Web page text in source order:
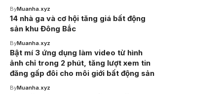
ByMuanha.xyz
14 nhà ga và cơ hội tăng giá bất động
sản khu Đông Bắc
ByMuanha.xyz
Bật mí 3 ứng dụng làm video từ hình
ảnh chỉ trong 2 phút, tăng lượt xem tin
đăng gấp đôi cho môi giới bất động sản
ByMuanha.xyz